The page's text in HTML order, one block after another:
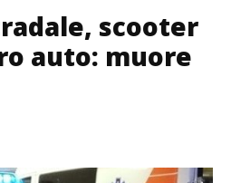
scooter
auto: muore